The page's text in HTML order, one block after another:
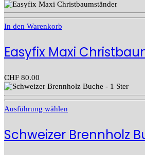
In den Warenkorb
Easyfix Maxi
CHF 80.00
Ausführung wählen
Schweizer Brennholz